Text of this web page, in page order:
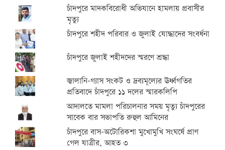
চাঁদপুরে মাদকবিরোধী অভিযানে হামলায় প্রবাসীর
মৃত্যু
চাঁদপুরে শহীদ পরিবার ও জুলাই যোদ্ধাদের সংবর্ধনা
চাঁদপুরে জুলাই শহীদদের স্মরণে শ্রদ্ধা
জ্বালানি-গ্যাস সংকট ও দ্রব্যমূল্যের ঊর্ধ্বগতির
প্রতিবাদে চাঁদপুরে ১১ দলের স্মারকলিপি
আদালতে মামলা পরিচালনার সময় মৃত্যু চাঁদপুরের
সাবেক বার সভাপতি রুহুল আমিনের
চাঁদপুরে বাস-অটোরিকশা মুখোমুখি সংঘর্ষে প্রাণ
গেল যাত্রীর, আহত ৩